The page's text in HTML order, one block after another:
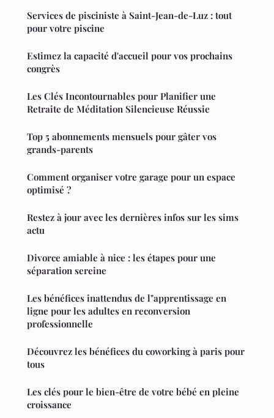
Services de pisciniste à Saint-Jean-de-Luz : tout
pour votre piscine
Estimez la capacité d'accueil pour vos prochains
congrès
Les Clés Incontournables pour Planifier une
Retraite de Méditation Silencieuse Réussie
Top 5 abonnements mensuels pour gâter vos
grands-parents
Comment organiser votre garage pour un espace
optimisé ?
Restez à jour avec les dernières infos sur les sims
actu
Divorce amiable à nice : les étapes pour une
séparation sereine
Les bénéfices inattendus de l"apprentissage en
ligne pour les adultes en reconversion
professionnelle
Découvrez les bénéfices du coworking à paris pour
tous
Les clés pour le bien-être de votre bébé en pleine
croissance